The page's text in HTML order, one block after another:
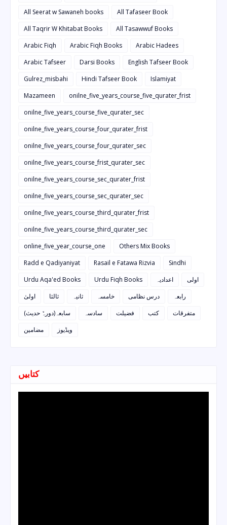
All Seerat w Sawaneh books
All Tafaseer Book
All Taqrir W Khitabat Books
All Tasawwuf Books
Arabic Fiqh
Arabic Fiqh Books
Arabic Hadees
Arabic Tafseer
Darsi Books
English Tafseer Book
Gulrez_misbahi
Hindi Tafseer Book
Islamiyat
Mazameen
onilne_five_years_course_five_qurater_frist
onilne_five_years_course_five_qurater_sec
onilne_five_years_course_four_qurater_frist
onilne_five_years_course_four_qurater_sec
onilne_five_years_course_frist_qurater_sec
onilne_five_years_course_sec_qurater_frist
onilne_five_years_course_sec_qurater_sec
onilne_five_years_course_third_qurater_frist
onilne_five_years_course_third_qurater_sec
online_five_year_course_one
Others Mix Books
Radd e Qadiyaniyat
Rasail e Fatawa Rizvia
Sindhi
Urdu Aqa'ed Books
Urdu Fiqh Books اعدادیہ
اولی
اولیٰ
ثالثا ثانیہ خامسہ درس نظامی
رابعہ
سابعہ(دورہٌ حدیث)
سادسہ فضیلت کتب
متفرقات
مضامین
ویڈیوز
کتابیں